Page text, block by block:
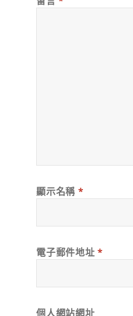
顯示名稱 *
電子郵件地址 *
個人網站網址